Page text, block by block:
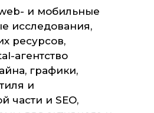
и мобильные
исследования,
ресурсов,
агентство
графики,
и
части и SEO,